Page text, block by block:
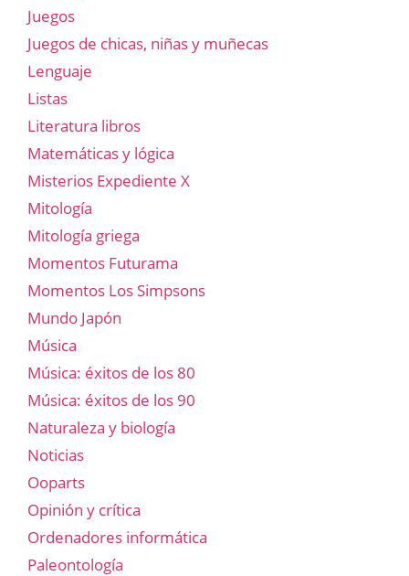
Juegos
Juegos de chicas, niñas y muñecas
Lenguaje
Listas
Literatura libros
Matemáticas y lógica
Misterios Expediente X
Mitología
Mitología griega
Momentos Futurama
Momentos Los Simpsons
Mundo Japón
Música
Música: éxitos de los 80
Música: éxitos de los 90
Naturaleza y biología
Noticias
Ooparts
Opinión y crítica
Ordenadores informática
Paleontología